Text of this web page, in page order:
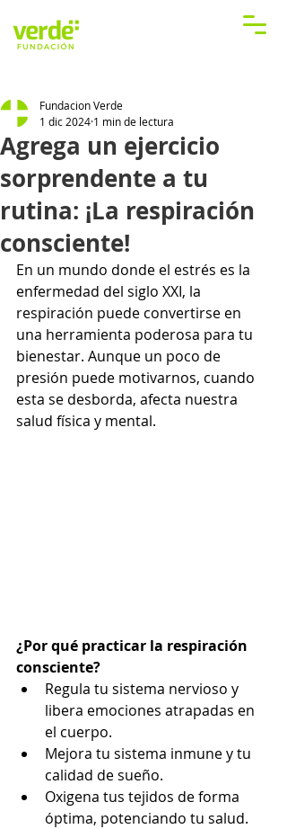
Agrega un ejercicio
sorprendente a tu
rutina: ¡La respiración
consciente!
Fundacion Verde
1 dic 2024 1 min de lectura
En un mundo donde el estrés es la
enfermedad del siglo XXI, la
respiración puede convertirse en
una herramienta poderosa para tu
bienestar. Aunque un poco de
presión puede motivarnos, cuando
esta se desborda, afecta nuestra
salud física y mental.
¿Por qué practicar la respiración
consciente?
Regula tu sistema nervioso y
libera emociones atrapadas en
el cuerpo.
Mejora tu sistema inmune y tu
calidad de sueño.
Oxigena tus tejidos de forma
óptima, potenciando tu salud.